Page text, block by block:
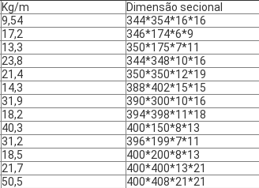
Kg/m Dimensão secional
9,54 344*354*16*16
17,2 346*174*6*9
13,3 350*175*7*11
23,8 344*348*10*16
21,4 350*350*12*19
14,3 388*402*15*15
31,9 390*300*10*16
18,2 394*398*11*18
40,3 400*150*8*13
31,2 396*199*7*11
18,5 400*200*8*13
21,7 400*400*13*21
50,5 400*408*21*21